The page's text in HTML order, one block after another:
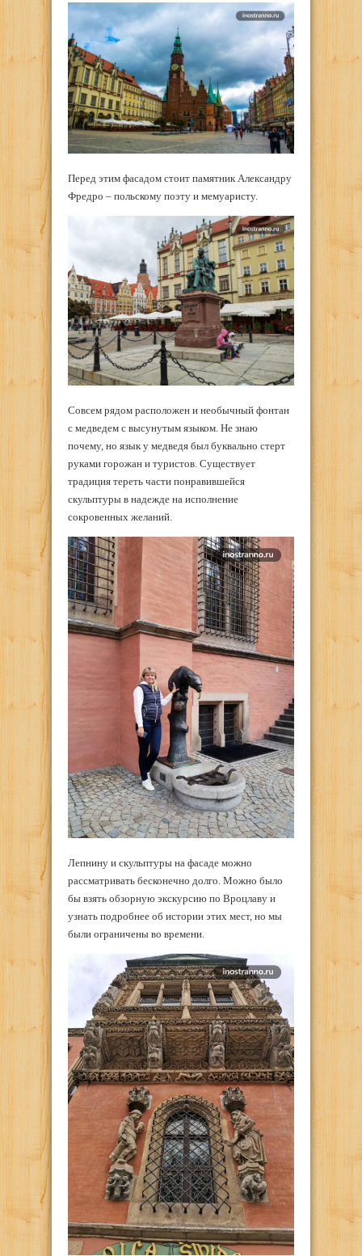
Перед этим фасадом стоит памятник Александру
Фредро – польскому поэту и мемуаристу.
Совсем рядом расположен и необычный фонтан
с медведем с высунутым языком. Не знаю
почему, но язык у медведя был буквально стерт
руками горожан и туристов. Существует
традиция тереть части понравившейся
скульптуры в надежде на исполнение
сокровенных желаний.
Лепнину и скульптуры на фасаде можно
рассматривать бесконечно долго. Можно было
бы взять обзорную экскурсию по Вроцлаву и
узнать подробнее об истории этих мест, но мы
были ограничены во времени.